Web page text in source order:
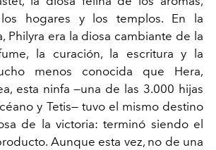
hogares y los templos. En la
Philyra era la diosa cambiante de la
la curación, la escritura y la
menos conocida que Hera,
esta ninfa—una de las 3.000 hijas
y Tetis—tuvo el mismo destino
de la victoria: terminó siendo el
Aunque esta vez, no de una